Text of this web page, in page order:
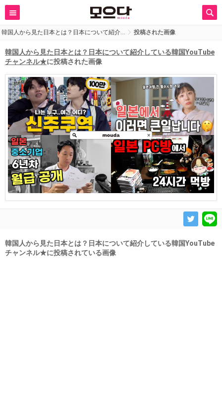
韓国人から見た日本とは？日本について紹介… 投稿された画像
韓国人から見た日本とは？日本について紹介している韓国YouTube
チャンネル★に投稿された画像
韓国人から見た日本とは？日本について紹介している韓国YouTube
チャンネル★に投稿されている画像